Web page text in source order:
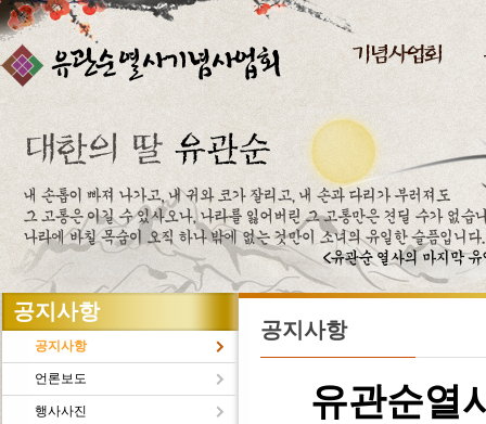
주메뉴바로가기
본문바로가기
공지사항
공지사항
언론보도
행사사진
공지사항
유관순열